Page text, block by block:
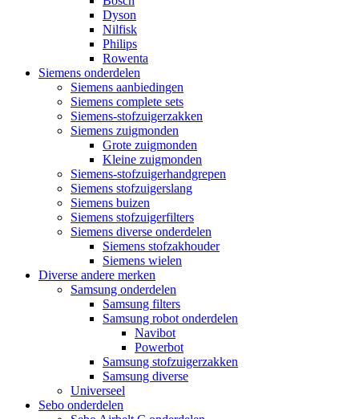
Dyson
Nilfisk
Philips
Rowenta
Siemens onderdelen
Siemens aanbiedingen
Siemens complete sets
Siemens-stofzuigerzakken
Siemens zuigmonden
Grote zuigmonden
Kleine zuigmonden
Siemens-stofzuigerhandgrepen
Siemens stofzuigerslang
Siemens buizen
Siemens stofzuigerfilters
Siemens diverse onderdelen
Siemens stofzakhouder
Siemens wielen
Diverse andere merken
Samsung onderdelen
Samsung filters
Samsung robot onderdelen
Navibot
Powerbot
Samsung stofzuigerzakken
Samsung diverse
Universeel
Sebo onderdelen